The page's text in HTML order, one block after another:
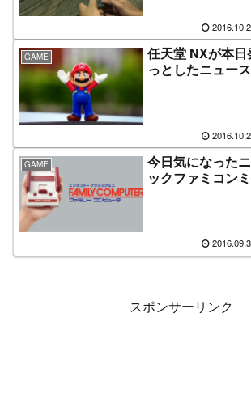
GAME
任天堂 NXが本日
っとしたニュー
GAME
今日気になった
ックファミコン
スポンサーリンク